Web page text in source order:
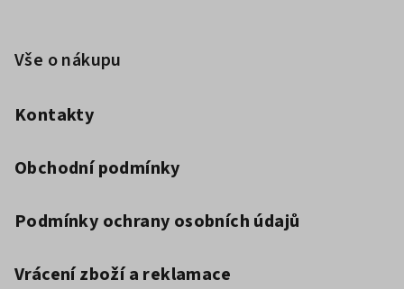
Vše o nákupu
Kontakty
Obchodní podmínky
Podmínky ochrany osobních údajů
Vrácení zboží a reklamace